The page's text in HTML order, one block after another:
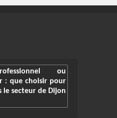
ou
: que choisir pour
le secteur de Dijon